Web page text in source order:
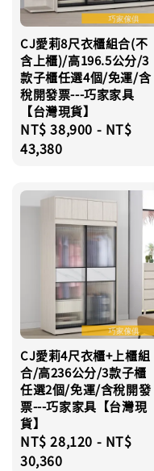
CJ愛莉8尺衣櫃組合(不
含上櫃)/高196.5公分/3
款子櫃任選4個/免運/含
稅開發票---巧家家具
【台灣現貨】
Regular
price
NT$ 38,900 - NT$
43,380
CJ愛莉4尺衣櫃+上櫃組
合/高236公分/3款子櫃
任選2個/免運/含稅開發
票---巧家家具【台灣現
貨】
Regular
price
NT$ 28,120 - NT$
30,360